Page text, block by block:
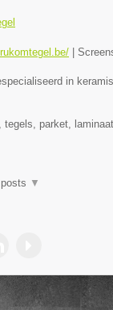
in
tegels, parket,
▼